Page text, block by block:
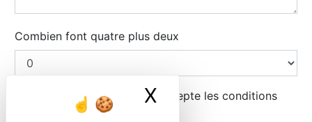
X Masquer le
Combien font quatre plus deux
En cochant cette case, j'accepte les conditions
particulières ci-dessous **